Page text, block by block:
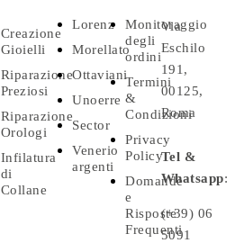
Creazione
Gioielli
Riparazione
Preziosi
Riparazione
Orologi
Infilatura
di
Collane
Lorenz
Morellato
Ottaviani
Unoerre
Sector
Venerio
argenti
Monitoraggio
degli
ordini
Termini
&
Condizioni
Privacy
Policy
Domande
e
Risposte
Frequenti
Via
Eschilo
191,
00125,
Roma
Tel &
Whatsapp:
(+39) 06
5091